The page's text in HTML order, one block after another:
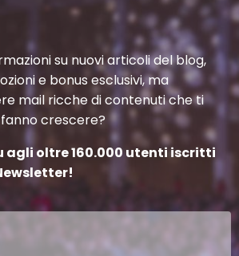
su nuovi articoli del blog,
e bonus esclusivi, ma
mail ricche di contenuti che ti
crescere?
agli oltre 160.000 utenti iscritti